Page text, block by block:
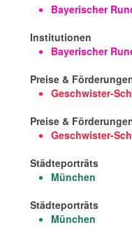
Bayerischer
Institutionen
Bayerischer
Preise &
Geschwister-
Preise &
Geschwister-
Städteporträts
München
Städteporträts
München